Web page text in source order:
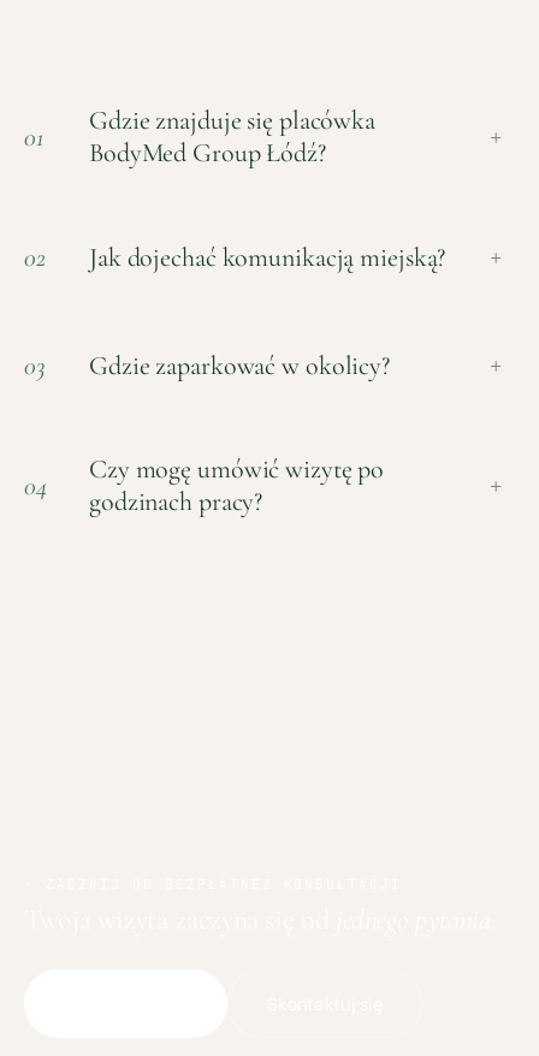
01
Gdzie znajduje się placówka
BodyMed Group Łódź?
+
02 Jak dojechać komunikacją miejską? +
03 Gdzie zaparkować w okolicy? +
04
Czy mogę umówić wizytę po
godzinach pracy?
+